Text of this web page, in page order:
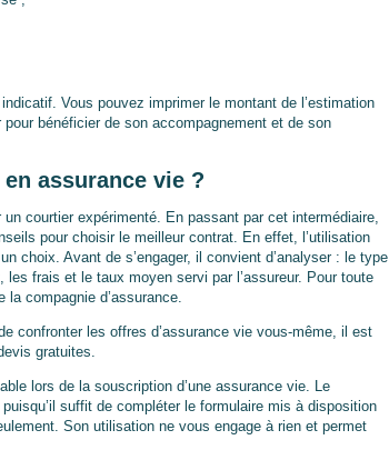
Vous pouvez imprimer le montant de l’estimation
bénéficier de son accompagnement et de son
assurance vie ?
courtier expérimenté. En passant par cet intermédiaire,
pour choisir le meilleur contrat. En effet, l’utilisation
choix. Avant de s’engager, il convient d’analyser : le type
frais et le taux moyen servi par l’assureur. Pour toute
la compagnie d’assurance.
confronter les offres d’assurance vie vous-même, il est
gratuites.
lors de la souscription d’une assurance vie. Le
suffit de compléter le formulaire mis à disposition
Son utilisation ne vous engage à rien et permet